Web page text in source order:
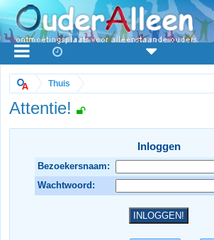
Thuis
Attentie!
Inloggen
Bezoekersnaam:
Wachtwoord: